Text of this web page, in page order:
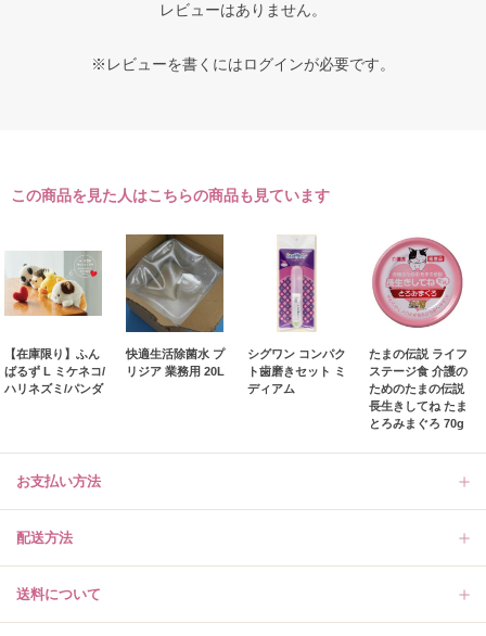
レビューはありません。
※レビューを書くにはログインが必要です。
この商品を見た人はこちらの商品も見ています
【在庫限り】ふん
ばるず L ミケネコ/
ハリネズミ/パンダ
快適生活除菌水 プ
リジア 業務用 20L
シグワン コンパク
ト歯磨きセット ミ
ディアム
たまの伝説 ライフ
ステージ食 介護の
ためのたまの伝説
長生きしてね たま
とろみまぐろ 70g
お支払い方法
配送方法
送料について